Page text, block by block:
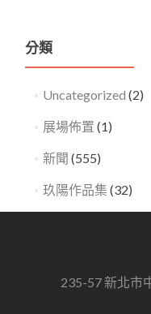
分類
Uncategorized (2)
展場佈置 (1)
新聞 (555)
玖陽作品集 (32)
235-57 新北市